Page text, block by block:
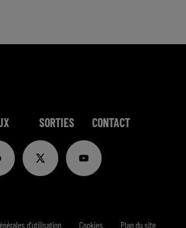
SORTIES CONTACT
d'utilisation Cookies Plan du site